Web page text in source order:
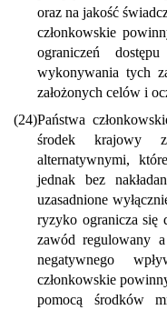
oraz na jakość
członkowskie
ograniczeń
wykonywania tych
założonych celów i
(24)Państwa
środek krajowy
alternatywnymi,
jednak bez
uzasadnione
ryzyko ogranicza się
zawód regulowany
negatywnego
członkowskie
pomocą środków